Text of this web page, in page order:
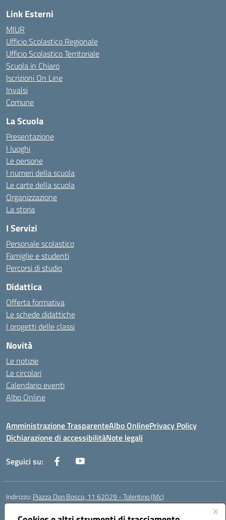
Link Esterni
MIUR
Ufficio Scolastico Regionale
Ufficio Scolastico Territoriale
Scuola in Chiaro
Iscrizioni On Line
Invalsi
Comune
La Scuola
Presentazione
I luoghi
Le persone
I numeri della scuola
Le carte della scuola
Organizzazione
La storia
I Servizi
Personale scolastico
Famiglie e studenti
Percorsi di studio
Didattica
Offerta formativa
Le schede didattiche
I progetti delle classi
Novità
Le notizie
Le circolari
Calendario eventi
Albo Online
Amministrazione TrasparenteAlbo OnlinePrivacy Policy
Dichiarazione di accessibilitàNote legali
Seguici su:
Indirizzo: Piazza Don Bosco, 11 62029 - Tolentino (Mc)
Centralino:
Posta elettronica certificata (PEC):mcic81600c@pec.istruzione.it